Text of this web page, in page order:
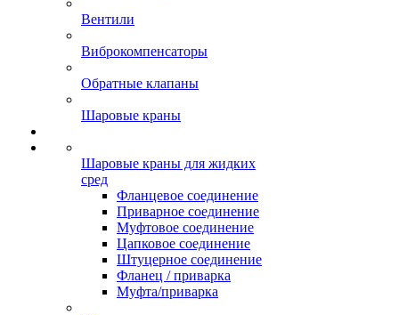
Вентили
Виброкомпенсаторы
Обратные клапаны
Шаровые краны
Шаровые краны для жидких
сред
Фланцевое соединение
Приварное соединение
Муфтовое соединение
Цапковое соединение
Штуцерное соединение
Фланец / приварка
Муфта/приварка